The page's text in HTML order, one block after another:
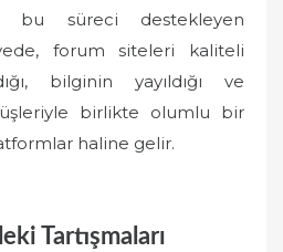
bu süreci destekleyen
forum siteleri kaliteli
bilginin yayıldığı ve
birlikte olumlu bir
haline gelir.
Tartışmaları